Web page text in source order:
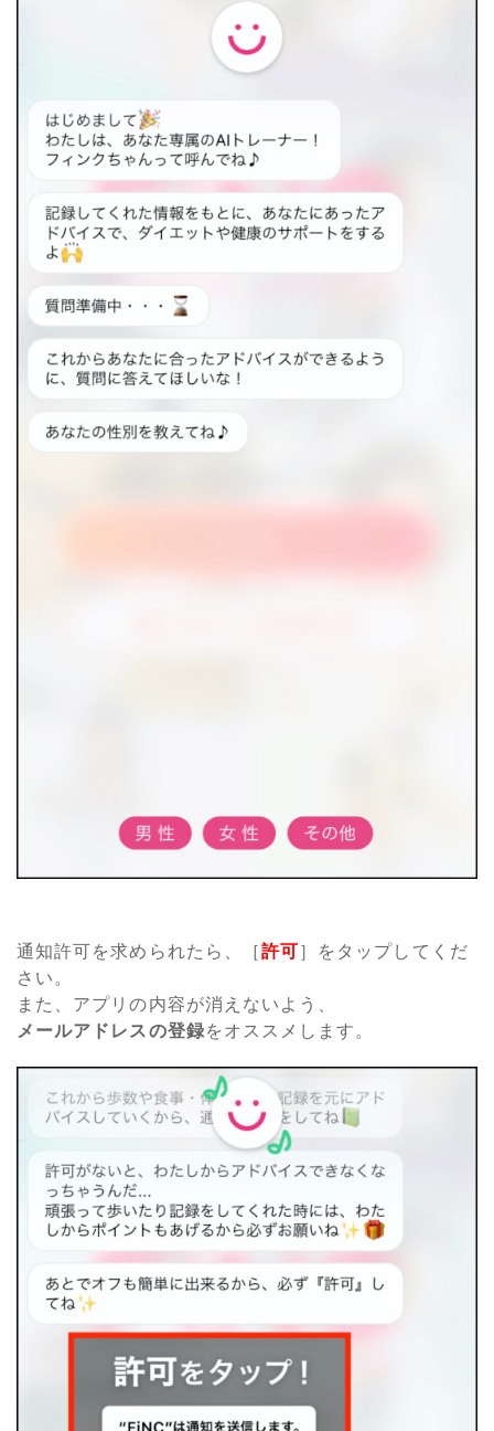
通知許可を求められたら、［許可］をタップしてくだ
さい。
また、アプリの内容が消えないよう、
メールアドレスの登録をオススメします。